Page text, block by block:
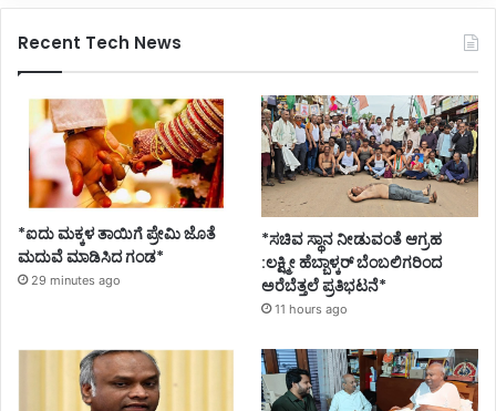
Recent Tech News
*ಐದು ಮಕ್ಕಳ ತಾಯಿಗೆ ಪ್ರೇಮಿ ಜೊತೆ
ಮದುವೆ ಮಾಡಿಸಿದ ಗಂಡ*
29 minutes ago
*ಸಚಿವ ಸ್ಥಾನ ನೀಡುವಂತೆ ಆಗ್ರಹ
:ಲಕ್ಷ್ಮೀ ಹೆಬ್ಬಾಳ್ಕರ್ ಬೆಂಬಲಿಗರಿಂದ
ಅರೆಬೆತ್ತಲೆ ಪ್ರತಿಭಟನೆ*
11 hours ago